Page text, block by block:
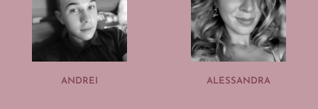
ANDREI ALESSANDRA